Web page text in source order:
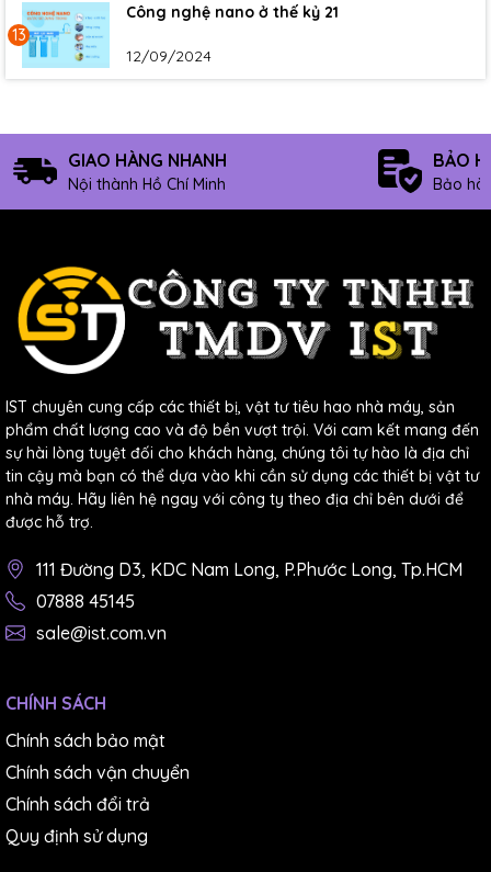
13
Công nghệ nano ở thế kỷ 21
12/09/2024
GIAO HÀNG NHANH
Nội thành Hồ Chí Minh
BẢO
Bảo
IST chuyên cung cấp các thiết bị, vật tư tiêu hao nhà máy, sản
phẩm chất lượng cao và độ bền vượt trội. Với cam kết mang đến
sự hài lòng tuyệt đối cho khách hàng, chúng tôi tự hào là địa chỉ
tin cậy mà bạn có thể dựa vào khi cần sử dụng các thiết bị vật tư
nhà máy. Hãy liên hệ ngay với công ty theo địa chỉ bên dưới để
được hỗ trợ.
111 Đường D3, KDC Nam Long, P.Phước Long, Tp.HCM
07888 45145
sale@ist.com.vn
CHÍNH SÁCH
Chính sách bảo mật
Chính sách vận chuyển
Chính sách đổi trả
Quy định sử dụng